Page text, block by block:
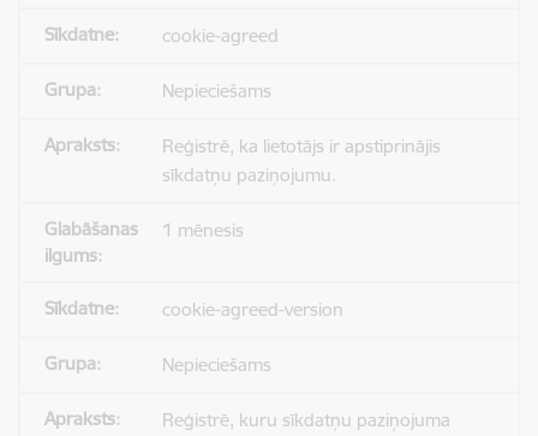
cookie-agreed
Nepieciešams
Reģistrē, ka lietotājs ir apstiprinājis
sīkdatņu paziņojumu.
1 mēnesis
cookie-agreed-version
Nepieciešams
Reģistrē, kuru sīkdatņu paziņojuma